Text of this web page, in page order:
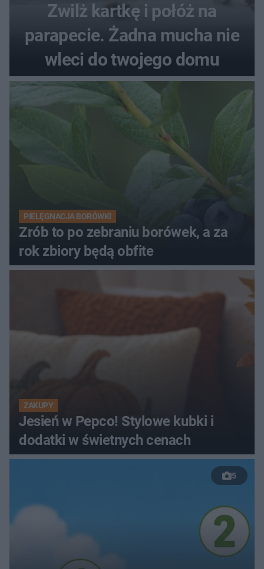
Zwilż kartkę i połóż na
parapecie. Żadna mucha nie
wleci do twojego domu
PIELĘGNACJA BORÓWKI
Zrób to po zebraniu borówek, a za
rok zbiory będą obfite
ZAKUPY
Jesień w Pepco! Stylowe kubki i
dodatki w świetnych cenach
5